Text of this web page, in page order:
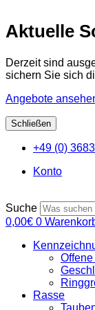
Aktuelle
Derzeit sind
sichern Sie sich
Angebote
Schließen
Inhalt
+49 (0)
Konto
Suche
0,00€ 0
Rasse